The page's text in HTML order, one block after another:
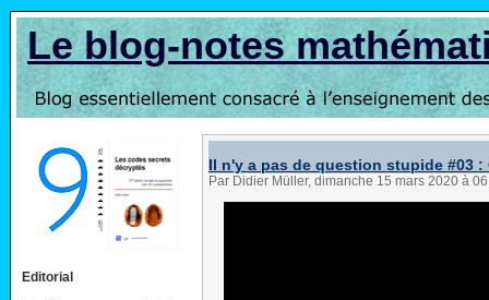
Le blog-notes
Editorial
Il n'y a pas de question stupide #03
Par Didier Müller, dimanche 15 mars 2020 à